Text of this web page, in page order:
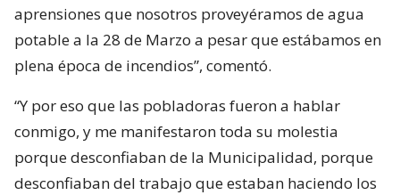
aprensiones que nosotros proveyéramos de agua
potable a la 28 de Marzo a pesar que estábamos en
plena época de incendios”, comentó.
“Y por eso que las pobladoras fueron a hablar
conmigo, y me manifestaron toda su molestia
porque desconfiaban de la Municipalidad, porque
desconfiaban del trabajo que estaban haciendo los